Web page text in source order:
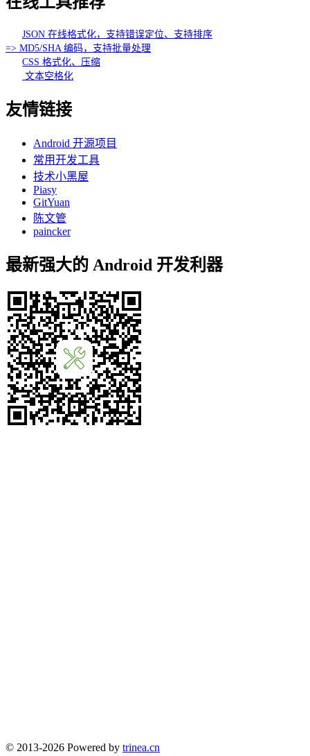
JSON 在线格式化，支持错误定位、支持排序
=> MD5/SHA 编码，支持批量处理
CSS 格式化、压缩
文本空格化
友情链接
Android 开源项目
常用开发工具
技术小黑屋
Piasy
GitYuan
陈文管
paincker
最新强大的 Android 开发利器
© 2013-2026 Powered by trinea.cn